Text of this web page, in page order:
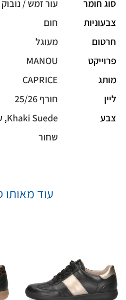
סוג חומר
עור זמש / נובוק
צבעוניות
חום
חרטום
מעוגל
פרוייקט
MANOU
מותג
CAPRICE
ליין
חורף 25/26
צבע
Khaki Suede
,
שחור
עוד מאותו